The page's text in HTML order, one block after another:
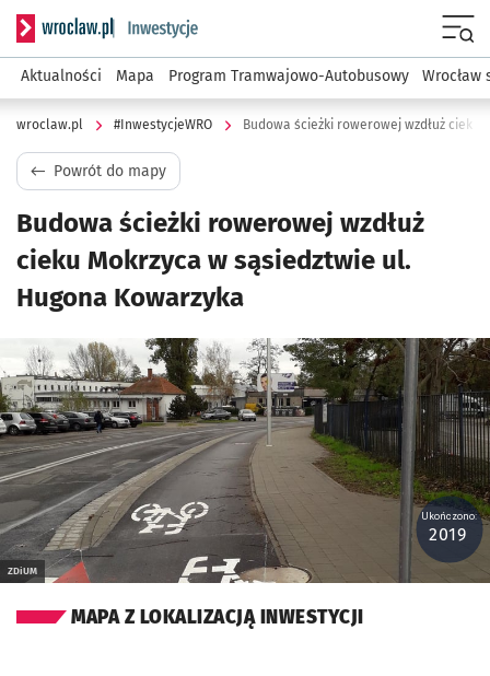
Serwis informacyjny wroclaw.pl podserwis:
Aktualności Mapa Program Tramwajowo-Autobusowy Wrocław
wroclaw.pl #InwestycjeWRO
Powrót do mapy
Budowa ścieżki rowerowej wzdłuż
cieku Mokrzyca w sąsiedztwie ul.
Hugona Kowarzyka
Kliknij, aby powiększyć
ZDiUM
Ukończono:
2019
MAPA Z LOKALIZACJĄ INWESTYCJI